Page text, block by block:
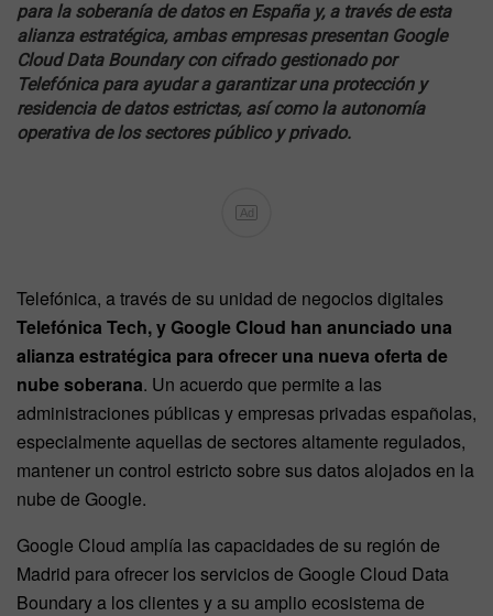
para la soberanía de datos en España y, a través de esta
alianza estratégica, ambas empresas presentan Google
Cloud Data Boundary con cifrado gestionado por
Telefónica para ayudar a garantizar una protección y
residencia de datos estrictas, así como la autonomía
operativa de los sectores público y privado.
Ad
Telefónica, a través de su unidad de negocios digitales
Telefónica Tech, y Google Cloud han anunciado una
alianza estratégica para ofrecer una nueva oferta de
nube soberana. Un acuerdo que permite a las
administraciones públicas y empresas privadas españolas,
especialmente aquellas de sectores altamente regulados,
mantener un control estricto sobre sus datos alojados en la
nube de Google.
Google Cloud amplía las capacidades de su región de
Madrid para ofrecer los servicios de Google Cloud Data
Boundary a los clientes y a su amplio ecosistema de